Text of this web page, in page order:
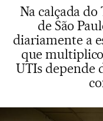
Na calçada
de São
diariamente a
que
UTIs depende